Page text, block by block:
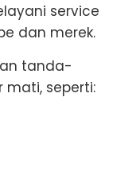
service
dan merek.
tanda-
seperti: